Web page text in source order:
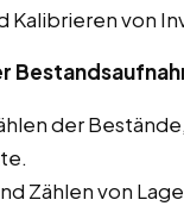
Kalibrieren von
der
Zählen von